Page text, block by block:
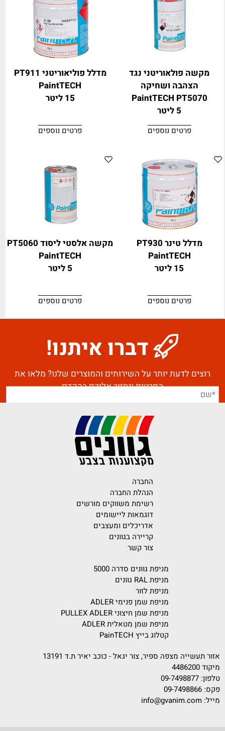
מקשה פולאוריטני נגד
הצהבה ושחיקה
PaintTECH PT5070
5 ליטר
פרטים נוספים
מדלל פוליאוריטני PT911
PaintTECH
15 ליטר
פרטים נוספים
מדלל טינר PT930
PaintTECH
15 ליטר
פרטים נוספים
מקשה אלסטי ליסוד PT5060
PaintTECH
5 ליטר
פרטים נוספים
דברו איתנו!
רוצים לדעת יותר על השירותים והמוצרים שלנו? מלאו את
הפרטים ונחזור אליכם בהקדם
החברה
הנהלת החברה
רשימת משווקים מורשים
דוגמאות ליישומים
אדריכלים ומעצבים
קריירה בגוונים
צור קשר
מניפת גוונים סדרה 5000
מניפת RAL גוונים
מניפת לזור
מניפת שמן פנימי ADLER
מניפת שמן חיצוני PULLEX ADLER
מניפת שמן מטאלית ADLER
קטלוג בייץ PainTECH
אזור תעשייה מצפה ספיר, צור יגאל - כוכב יאיר ת.ד 13191
מיקוד 4486200
טלפון: 09-7498877
פקס: 09-7498866
מייל: info@gvanim.com